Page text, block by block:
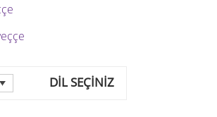
DİL SEÇİNİZ